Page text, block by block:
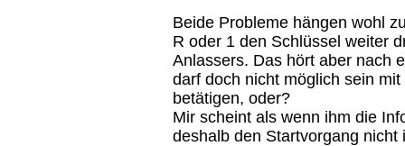
Beide Probleme hängen wohl
R oder 1 den Schlüssel weiter
Anlassers. Das hört aber nach
darf doch nicht möglich sein
betätigen, oder?
Mir scheint als wenn ihm die
deshalb den Startvorgang nicht